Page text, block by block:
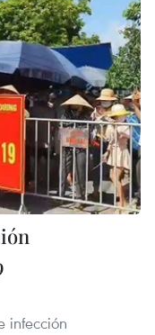
infección